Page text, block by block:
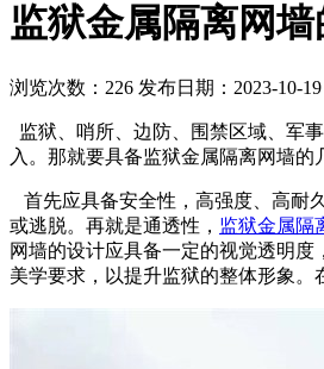
监狱金属隔离网
浏览次数： 226 发布日期：2023-10-19
监狱、哨所、边防、围禁区域、军
入。那就要具备监狱金属隔离网墙的
首先应具备安全性，高强度、高耐
或逃脱。再就是通透性， 监狱金属隔
网墙的设计应具备一定的视觉透明度
美学要求，以提升监狱的整体形象。